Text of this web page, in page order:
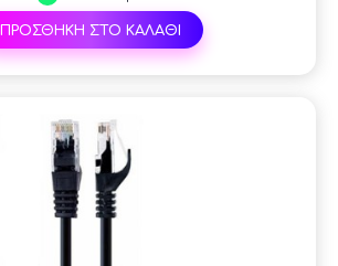
ΠΡΟΣΘΗΚΗ ΣΤΟ ΚΑΛΑΘΙ